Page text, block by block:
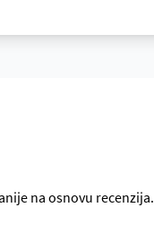
na osnovu recenzija.